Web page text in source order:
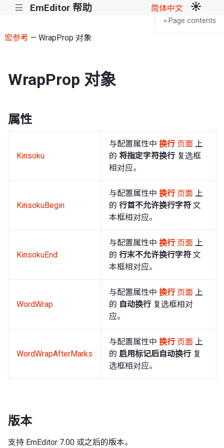
||| EmEditor 帮助 简体中文
宏参考 — WrapProp 对象
WrapProp 对象
属性
Kinsoku
与配置属性中 换行 页面 上
的 将指定字符换行 复选框
相对应。
KinsokuBegin
与配置属性中 换行 页面 上
的 行首不允许换行字符 文
本框相对应。
KinsokuEnd
与配置属性中 换行 页面 上
的 行末不允许换行字符 文
本框相对应。
WordWrap
与配置属性中 换行 页面 上
的 自动换行 复选框相对
应。
WordWrapAfterMarks
与配置属性中 换行 页面 上
的 启用标记后自动换行 复
选框相对应。
版本
支持 EmEditor 7.00 或之后的版本。
< Page contents